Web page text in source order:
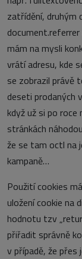
zatřídění, druhým
mám na mysli
vrátí adresu, kde
se zobrazil právě
deseti prodaných
když už si po
stránkách
že se tam octl na
kampaně…
Použití cookies
uložení cookie na
hodnotu tzv
přiřadit správně
v případě, že přes